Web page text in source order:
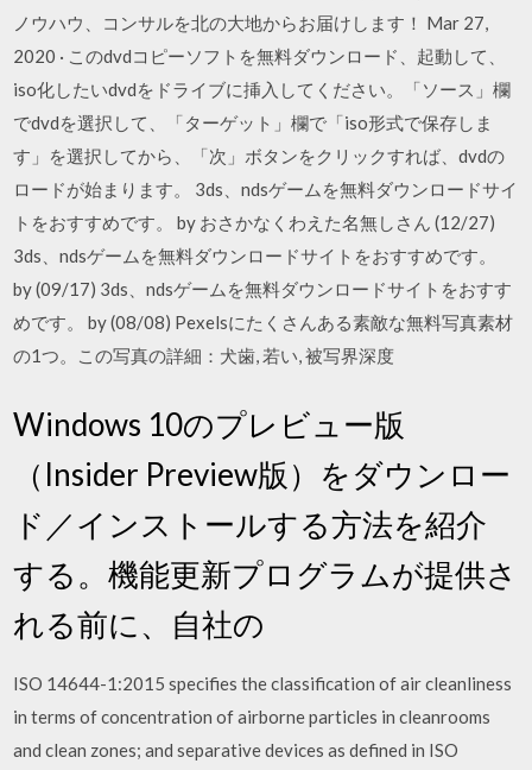
ノウハウ、コンサルを北の大地からお届けします！ Mar 27,
2020 · このdvdコピーソフトを無料ダウンロード、起動して、
iso化したいdvdをドライブに挿入してください。「ソース」欄
でdvdを選択して、「ターゲット」欄で「iso形式で保存しま
す」を選択してから、「次」ボタンをクリックすれば、dvdの
ロードが始まります。 3ds、ndsゲームを無料ダウンロードサイ
トをおすすめです。 by おさかなくわえた名無しさん (12/27)
3ds、ndsゲームを無料ダウンロードサイトをおすすめです。
by (09/17) 3ds、ndsゲームを無料ダウンロードサイトをおすす
めです。 by (08/08) Pexelsにたくさんある素敵な無料写真素材
の1つ。この写真の詳細：犬歯, 若い, 被写界深度
Windows 10のプレビュー版
（Insider Preview版）をダウンロー
ド／インストールする方法を紹介
する。機能更新プログラムが提供さ
れる前に、自社の
ISO 14644-1:2015 specifies the classification of air cleanliness
in terms of concentration of airborne particles in cleanrooms
and clean zones; and separative devices as defined in ISO